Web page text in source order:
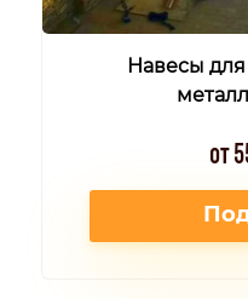
Навесы
от